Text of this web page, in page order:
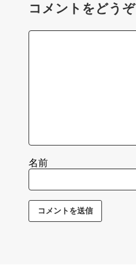
コメントをどうぞ
名前